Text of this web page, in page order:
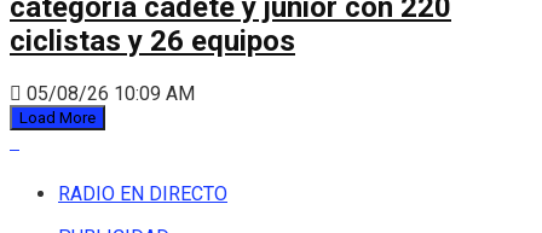
categoría cadete y júnior con 220
ciclistas y 26 equipos
05/08/26 10:09 AM
Load More
RADIO EN DIRECTO